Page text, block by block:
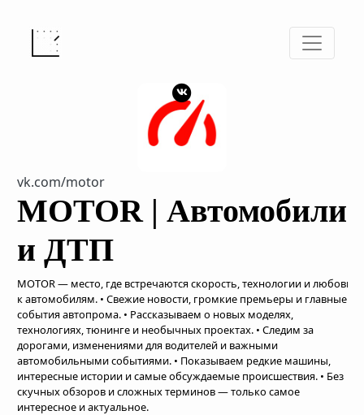
vk.com/motor
MOTOR | Автомобили
и ДТП
MOTOR — место, где встречаются скорость, технологии и любовь
к автомобилям. • Свежие новости, громкие премьеры и главные
события автопрома. • Рассказываем о новых моделях,
технологиях, тюнинге и необычных проектах. • Следим за
дорогами, изменениями для водителей и важными
автомобильными событиями. • Показываем редкие машины,
интересные истории и самые обсуждаемые происшествия. • Без
скучных обзоров и сложных терминов — только самое
интересное и актуальное.